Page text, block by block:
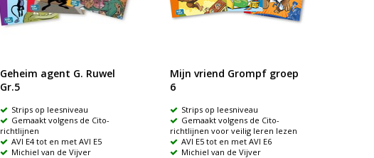
Geheim agent G. Ruwel
Gr.5
Strips op leesniveau
Gemaakt volgens de Cito-
richtlijnen
AVI E4 tot en met AVI E5
Michiel van de Vijver
Mijn vriend Grompf groep
6
Strips op leesniveau
Gemaakt volgens de Cito-
richtlijnen voor veilig leren lezen
AVI E5 tot en met AVI E6
Michiel van de Vijver